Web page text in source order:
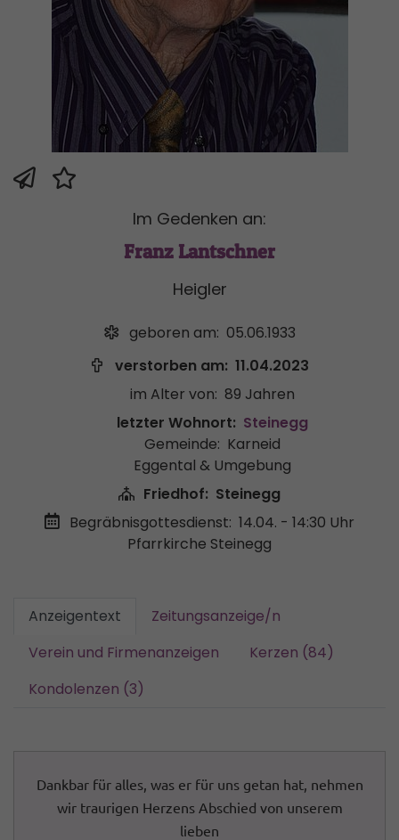
Im Gedenken an:
Franz Lantschner
Heigler
geboren am: 05.06.1933
verstorben am: 11.04.2023
im Alter von: 89 Jahren
letzter Wohnort: Steinegg
Gemeinde: Karneid
Eggental & Umgebung
Friedhof: Steinegg
Begräbnisgottesdienst: 14.04. - 14:30 Uhr
Pfarrkirche Steinegg
Anzeigentext
Zeitungsanzeige/n
Verein und Firmenanzeigen
Kerzen (84)
Kondolenzen (3)
Dankbar für alles, was er für uns getan hat, nehmen
wir traurigen Herzens Abschied von unserem
lieben